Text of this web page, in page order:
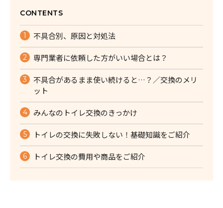
CONTENTS
不具合別、原因と対処法
専門業者に依頼した方がいい場合とは？
不具合があるまま使い続けると…？／交換のメリ
ット
みんなのトイレ交換のきっかけ
トイレの交換に失敗しない！基礎知識をご紹介
トイレ交換の費用や商品をご紹介